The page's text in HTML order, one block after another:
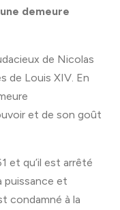
demeure
de Nicolas
de Louis XIV. En
et de son goût
et qu’il est arrêté
puissance et
condamné à la